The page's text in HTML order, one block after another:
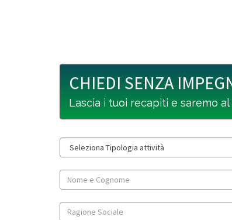
CHIEDI SENZA
Lascia i tuoi recapiti e saremo